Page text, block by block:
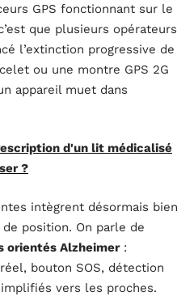
GPS fonctionnant sur le
que plusieurs opérateurs
l’extinction progressive de
ou une montre GPS 2G
appareil muet dans
d'un lit médicalisé
?
intègrent désormais bien
position. On parle de
Alzheimer:
bouton SOS, détection
vers les proches.